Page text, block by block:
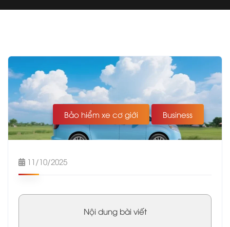
Bảo hiểm xe cơ giới Business
11/10/2025
Nội dung bài viết